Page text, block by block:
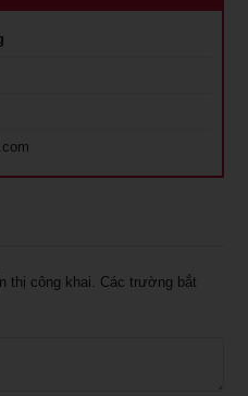
thị công khai.
Các trường bắt